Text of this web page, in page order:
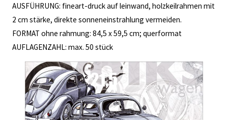
AUSFÜHRUNG: fineart-druck auf leinwand, holzkeilrahmen mit
2 cm stärke, direkte sonneneinstrahlung vermeiden.
FORMAT ohne rahmung: 84,5 x 59,5 cm; querformat
AUFLAGENZAHL: max. 50 stück